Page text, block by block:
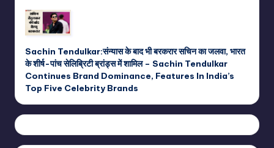
Sachin Tendulkar:संन्यास के बाद भी बरकरार सचिन का जलवा, भारत
के शीर्ष-पांच सेलिब्रिटी ब्रांड्स में शामिल – Sachin Tendulkar
Continues Brand Dominance, Features In India’s
Top Five Celebrity Brands